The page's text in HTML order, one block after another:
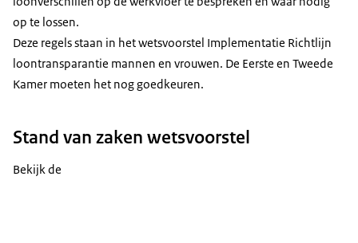
op te lossen.
Deze regels staan in het wetsvoorstel Implementatie Richtlijn
loontransparantie mannen en vrouwen. De Eerste en Tweede
Kamer moeten het nog goedkeuren.
Stand van zaken wetsvoorstel
Bekijk de